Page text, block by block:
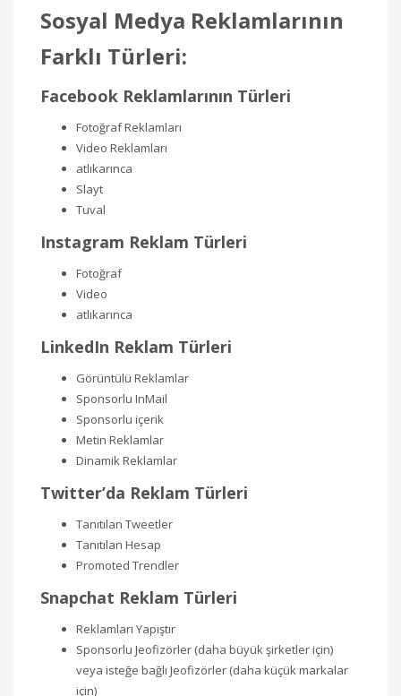
Sosyal Medya Reklamlarının
Farklı Türleri:
Facebook Reklamlarının Türleri
Fotoğraf Reklamları
Video Reklamları
atlıkarınca
Slayt
Tuval
Instagram Reklam Türleri
Fotoğraf
Video
atlıkarınca
LinkedIn Reklam Türleri
Görüntülü Reklamlar
Sponsorlu InMail
Sponsorlu içerik
Metin Reklamlar
Dinamik Reklamlar
Twitter’da Reklam Türleri
Tanıtılan Tweetler
Tanıtılan Hesap
Promoted Trendler
Snapchat Reklam Türleri
Reklamları Yapıştır
Sponsorlu Jeofizörler (daha büyük şirketler için)
veya isteğe bağlı Jeofizörler (daha küçük markalar
için)